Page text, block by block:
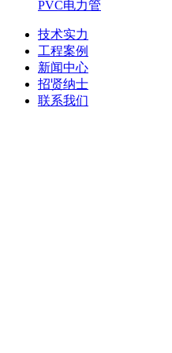
PVC电力管
技术实力
工程案例
新闻中心
招贤纳士
联系我们